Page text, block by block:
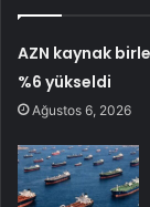
AZN kaynak
%6 yükseldi
Ağustos 6, 2026